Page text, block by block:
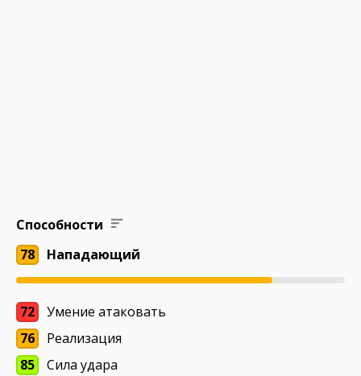
Способности
78
Нападающий
72
Умение атаковать
76
Реализация
85
Сила удара